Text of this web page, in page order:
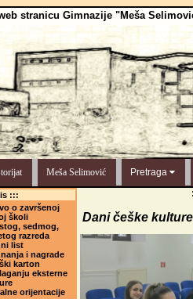
stranicu Gimnazije "Meša
Meša Selimović Pretraga
:::
o završenoj
školi
sedmog,
razreda
list
i nagrade
karton
eksterne
orijentacije
Dani češke kulture